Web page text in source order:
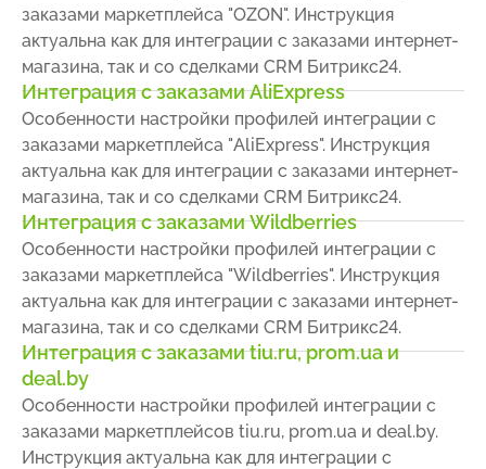
заказами маркетплейса "OZON". Инструкция
актуальна как для интеграции с заказами интернет-
магазина, так и со сделками CRM Битрикс24.
Интеграция с заказами AliExpress
Особенности настройки профилей интеграции с
заказами маркетплейса "AliExpress". Инструкция
актуальна как для интеграции с заказами интернет-
магазина, так и со сделками CRM Битрикс24.
Интеграция с заказами Wildberries
Особенности настройки профилей интеграции с
заказами маркетплейса "Wildberries". Инструкция
актуальна как для интеграции с заказами интернет-
магазина, так и со сделками CRM Битрикс24.
Интеграция с заказами tiu.ru, prom.ua и
deal.by
Особенности настройки профилей интеграции с
заказами маркетплейсов tiu.ru, prom.ua и deal.by.
Инструкция актуальна как для интеграции с